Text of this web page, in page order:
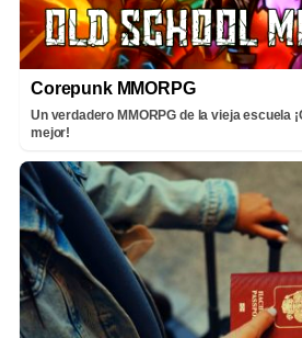
Corepunk MMORPG
Un verdadero MMORPG de la vieja escuela
mejor!